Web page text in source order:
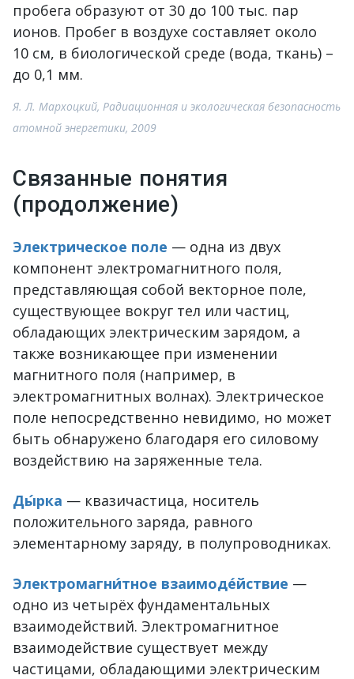
пробега образуют от 30 до 100 тыс. пар
ионов. Пробег в воздухе составляет около
10 см, в биологической среде (вода, ткань) –
до 0,1 мм.
Я. Л. Мархоцкий, Радиационная и экологическая безопасность
атомной энергетики, 2009
Связанные понятия
(продолжение)
Электрическое поле — одна из двух
компонент электромагнитного поля,
представляющая собой векторное поле,
существующее вокруг тел или частиц,
обладающих электрическим зарядом, а
также возникающее при изменении
магнитного поля (например, в
электромагнитных волнах). Электрическое
поле непосредственно невидимо, но может
быть обнаружено благодаря его силовому
воздействию на заряженные тела.
Ды́рка — квазичастица, носитель
положительного заряда, равного
элементарному заряду, в полупроводниках.
Электромагни́тное взаимоде́йствие —
одно из четырёх фундаментальных
взаимодействий. Электромагнитное
взаимодействие существует между
частицами, обладающими электрическим